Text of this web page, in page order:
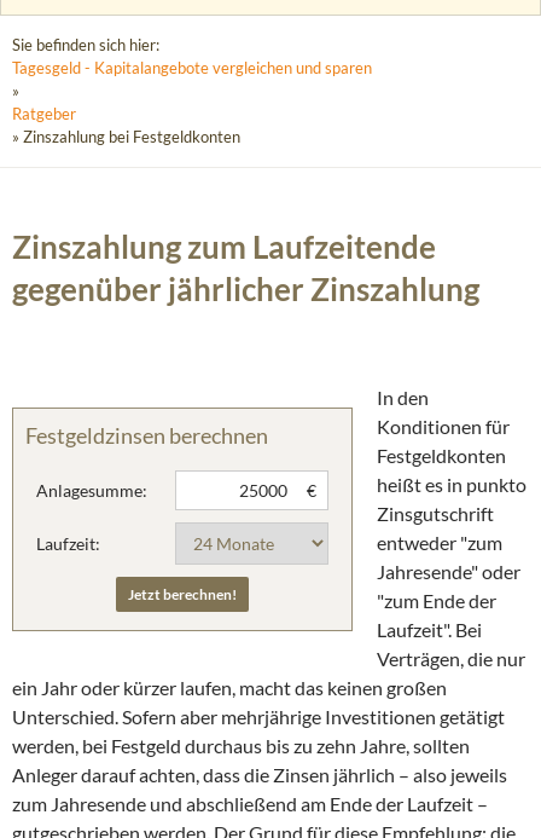
Sie befinden sich hier:
Tagesgeld - Kapitalangebote vergleichen und sparen
»
Ratgeber
» Zinszahlung bei Festgeldkonten
Zinszahlung zum Laufzeitende
gegenüber jährlicher Zinszahlung
Festgeldzinsen berechnen
Anlagesumme: €
Laufzeit:
In den
Konditionen für
Festgeldkonten
heißt es in punkto
Zinsgutschrift
entweder "zum
Jahresende" oder
"zum Ende der
Laufzeit". Bei
Verträgen, die nur
ein Jahr oder kürzer laufen, macht das keinen großen
Unterschied. Sofern aber mehrjährige Investitionen getätigt
werden, bei Festgeld durchaus bis zu zehn Jahre, sollten
Anleger darauf achten, dass die Zinsen jährlich – also jeweils
zum Jahresende und abschließend am Ende der Laufzeit –
gutgeschrieben werden. Der Grund für diese Empfehlung: die